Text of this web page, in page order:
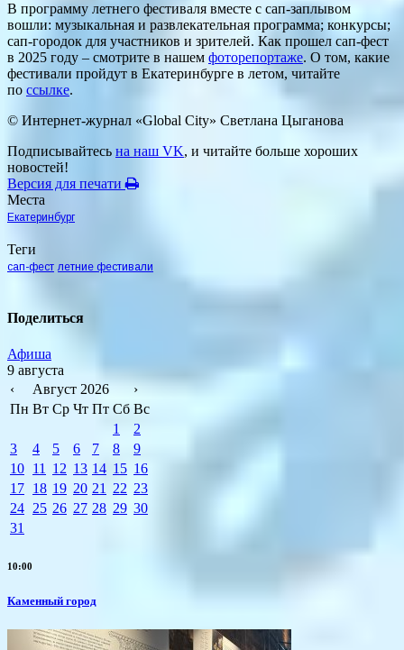
В программу летнего фестиваля вместе с сап-заплывом
вошли: музыкальная и развлекательная программа; конкурсы;
сап-городок для участников и зрителей. Как прошел сап-фест
в 2025 году – смотрите в нашем фоторепортаже. О том, какие
фестивали пройдут в Екатеринбурге в летом, читайте
по ссылке.
© Интернет-журнал «Global City» Светлана Цыганова
Подписывайтесь на наш VK, и читайте больше хороших
новостей!
Версия для печати
Места
Екатеринбург
Теги
сап-фест летние фестивали
Поделиться
Афиша
9 августа
‹
Август 2026
›
Пн Вт Ср Чт Пт Сб Вс
1
2
3
4 5 6 7 8
9
10 11 12 13 14 15 16
17 18 19 20 21 22 23
24 25 26 27 28 29 30
31
10:00
Каменный город